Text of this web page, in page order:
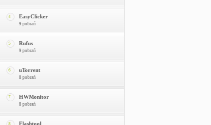
4 EasyClicker
9 pobrań
5 Rufus
9 pobrań
6 uTorrent
8 pobrań
7 HWMonitor
8 pobrań
8 Flashtool